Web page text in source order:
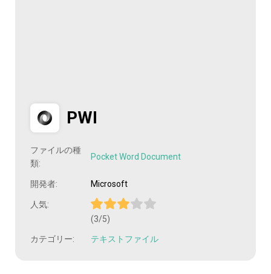
PWI
ファイルの種
類:
Pocket Word Document
開発者: Microsoft
人気:
(3/5)
カテゴリー: テキストファイル